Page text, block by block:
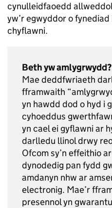
cynulleidfaoedd
yw’r egwyddor o
chyflawni.
Beth yw amlygrwydd?
Mae deddfwriaeth
fframwaith
yn hawdd dod o hyd i
cyhoeddus
yn cael ei gyflawni ar
darlledu llinol drwy
Ofcom sy’n effeithio
dynodedig pan fydd
amdanyn nhw ar
electronig. Mae’r
presennol yn